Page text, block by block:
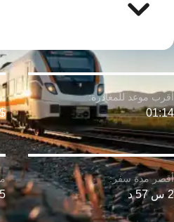
2 س 57 د
01:14 $٤٤
5